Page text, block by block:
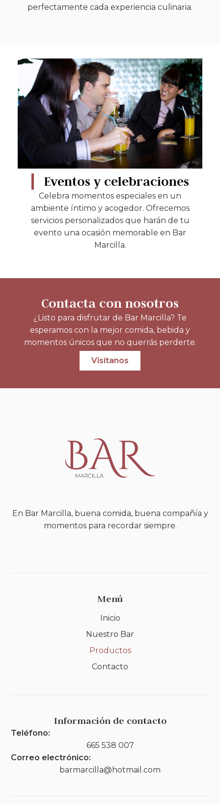
perfectamente cada experiencia culinaria.
Eventos y celebraciones
Celebra momentos especiales en un
ambiente íntimo y acogedor. Ofrecemos
servicios personalizados que harán de tu
evento una ocasión memorable en Bar
Marcilla.
Contacta con nosotros
¿Listo para disfrutar de Bar Marcilla? Te
esperamos con la mejor comida, bebida y
momentos únicos que no querrás perderte.
Visítanos
En Bar Marcilla, buena comida, buena compañía y
momentos para recordar siempre.
Menú
Inicio
Nuestro Bar
Productos
Contacto
Información de contacto
Teléfono:
665 538 007
Correo electrónico:
barmarcilla@hotmail.com